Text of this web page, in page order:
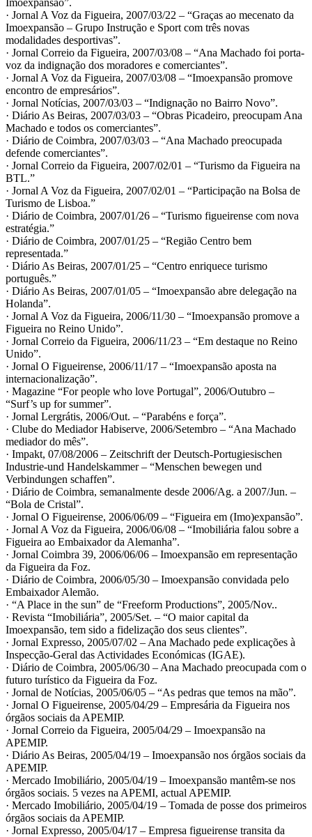
· Jornal A Voz da Figueira, 2007/03/22 – “Graças ao mecenato da
Imoexpansão – Grupo Instrução e Sport com três novas
modalidades desportivas”.
· Jornal Correio da Figueira, 2007/03/08 – “Ana Machado foi porta-
voz da indignação dos moradores e comerciantes”.
· Jornal A Voz da Figueira, 2007/03/08 – “Imoexpansão promove
encontro de empresários”.
· Jornal Notícias, 2007/03/03 – “Indignação no Bairro Novo”.
· Diário As Beiras, 2007/03/03 – “Obras Picadeiro, preocupam Ana
Machado e todos os comerciantes”.
· Diário de Coimbra, 2007/03/03 – “Ana Machado preocupada
defende comerciantes”.
· Jornal Correio da Figueira, 2007/02/01 – “Turismo da Figueira na
BTL.”
· Jornal A Voz da Figueira, 2007/02/01 – “Participação na Bolsa de
Turismo de Lisboa.”
· Diário de Coimbra, 2007/01/26 – “Turismo figueirense com nova
estratégia.”
· Diário de Coimbra, 2007/01/25 – “Região Centro bem
representada.”
· Diário As Beiras, 2007/01/25 – “Centro enriquece turismo
português.”
· Diário As Beiras, 2007/01/05 – “Imoexpansão abre delegação na
Holanda”.
· Jornal A Voz da Figueira, 2006/11/30 – “Imoexpansão promove a
Figueira no Reino Unido”.
· Jornal Correio da Figueira, 2006/11/23 – “Em destaque no Reino
Unido”.
· Jornal O Figueirense, 2006/11/17 – “Imoexpansão aposta na
internacionalização”.
· Magazine “For people who love Portugal”, 2006/Outubro –
“Surf’s up for summer”.
· Jornal Lergrátis, 2006/Out. – “Parabéns e força”.
· Clube do Mediador Habiserve, 2006/Setembro – “Ana Machado
mediador do mês”.
· Impakt, 07/08/2006 – Zeitschrift der Deutsch-Portugiesischen
Industrie-und Handelskammer – “Menschen bewegen und
Verbindungen schaffen”.
· Diário de Coimbra, semanalmente desde 2006/Ag. a 2007/Jun. –
“Bola de Cristal”.
· Jornal O Figueirense, 2006/06/09 – “Figueira em (Imo)expansão”.
· Jornal A Voz da Figueira, 2006/06/08 – “Imobiliária falou sobre a
Figueira ao Embaixador da Alemanha”.
· Jornal Coimbra 39, 2006/06/06 – Imoexpansão em representação
da Figueira da Foz.
· Diário de Coimbra, 2006/05/30 – Imoexpansão convidada pelo
Embaixador Alemão.
· “A Place in the sun” de “Freeform Productions”, 2005/Nov..
· Revista “Imobiliária”, 2005/Set. – “O maior capital da
Imoexpansão, tem sido a fidelização dos seus clientes”.
· Jornal Expresso, 2005/07/02 – Ana Machado pede explicações à
Inspecção-Geral das Actividades Económicas (IGAE).
· Diário de Coimbra, 2005/06/30 – Ana Machado preocupada com o
futuro turístico da Figueira da Foz.
· Jornal de Notícias, 2005/06/05 – “As pedras que temos na mão”.
· Jornal O Figueirense, 2005/04/29 – Empresária da Figueira nos
órgãos sociais da APEMIP.
· Jornal Correio da Figueira, 2005/04/29 – Imoexpansão na
APEMIP.
· Diário As Beiras, 2005/04/19 – Imoexpansão nos órgãos sociais da
APEMIP.
· Mercado Imobiliário, 2005/04/19 – Imoexpansão mantêm-se nos
órgãos sociais. 5 vezes na APEMI, actual APEMIP.
· Mercado Imobiliário, 2005/04/19 – Tomada de posse dos primeiros
órgãos sociais da APEMIP.
· Jornal Expresso, 2005/04/17 – Empresa figueirense transita da